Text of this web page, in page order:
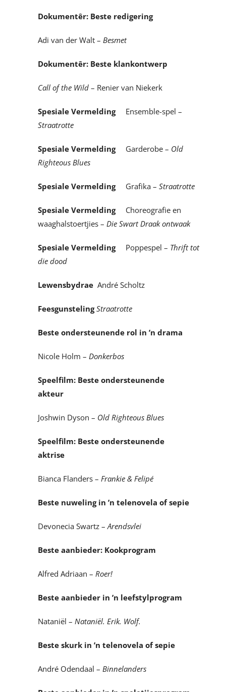
Dokumentêr: Beste redigering
Adi van der Walt – Besmet
Dokumentêr: Beste klankontwerp
Call of the Wild– Renier van Niekerk
Spesiale Vermelding
Ensemble-spel –
Straatrotte
Spesiale Vermelding Garderobe – Old
Righteous Blues
Spesiale Vermelding Grafika – Straatrotte
Spesiale Vermelding
Choreografie en
waaghalstoertjies – Die Swart Draak ontwaak
Spesiale Vermelding Poppespel – Thrift tot
die dood
Lewensbydrae André Scholtz
Feesgunsteling Straatrotte
Beste ondersteunende rol in ’n drama
Nicole Holm – Donkerbos
Speelfilm: Beste ondersteunende
akteur
Joshwin Dyson – Old Righteous Blues
Speelfilm: Beste ondersteunende
aktrise
Bianca Flanders – Frankie & Felipé
Beste nuweling in ’n telenovela of sepie
Devonecia Swartz –Arendsvlei
Beste aanbieder: Kookprogram
Alfred Adriaan – Roer!
Beste aanbieder in ’n leefstylprogram
Nataniël – Nataniël. Erik. Wolf.
Beste skurk in ’n telenovela of sepie
André Odendaal – Binnelanders